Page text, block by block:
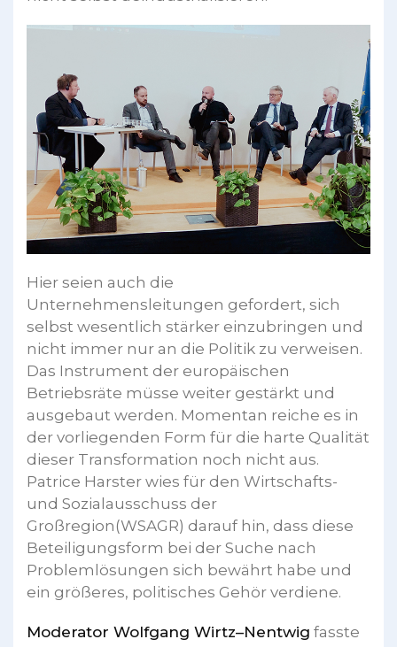
Hier seien auch die
Unternehmensleitungen gefordert, sich
selbst wesentlich stärker einzubringen und
nicht immer nur an die Politik zu verweisen.
Das Instrument der europäischen
Betriebsräte müsse weiter gestärkt und
ausgebaut werden. Momentan reiche es in
der vorliegenden Form für die harte Qualität
dieser Transformation noch nicht aus.
Patrice Harster wies für den Wirtschafts-
und Sozialausschuss der
Großregion(WSAGR) darauf hin, dass diese
Beteiligungsform bei der Suche nach
Problemlösungen sich bewährt habe und
ein größeres, politisches Gehör verdiene.
Moderator Wolfgang Wirtz–Nentwig fasste